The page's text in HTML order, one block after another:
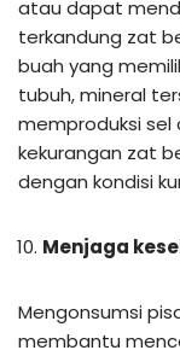
atau dapat
terkandung zat
buah yang
tubuh, mineral
memproduksi sel
kekurangan zat
dengan kondisi
Menjaga
Mengonsumsi
membantu